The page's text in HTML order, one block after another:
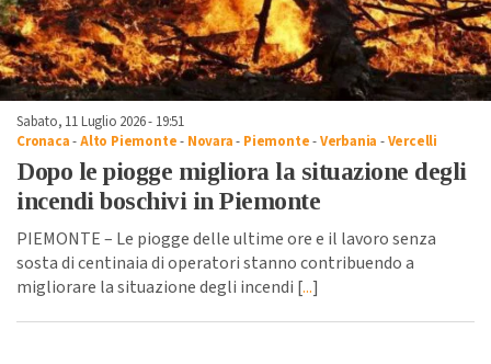
Sabato, 11 Luglio 2026 - 19:51
Cronaca-Alto Piemonte- Novara- Piemonte-Verbania -Vercelli
Dopo le piogge migliora la situazione degli
incendi boschivi in Piemonte
PIEMONTE – Le piogge delle ultime ore e il lavoro senza
sosta di centinaia di operatori stanno contribuendo a
migliorare la situazione degli incendi [...]